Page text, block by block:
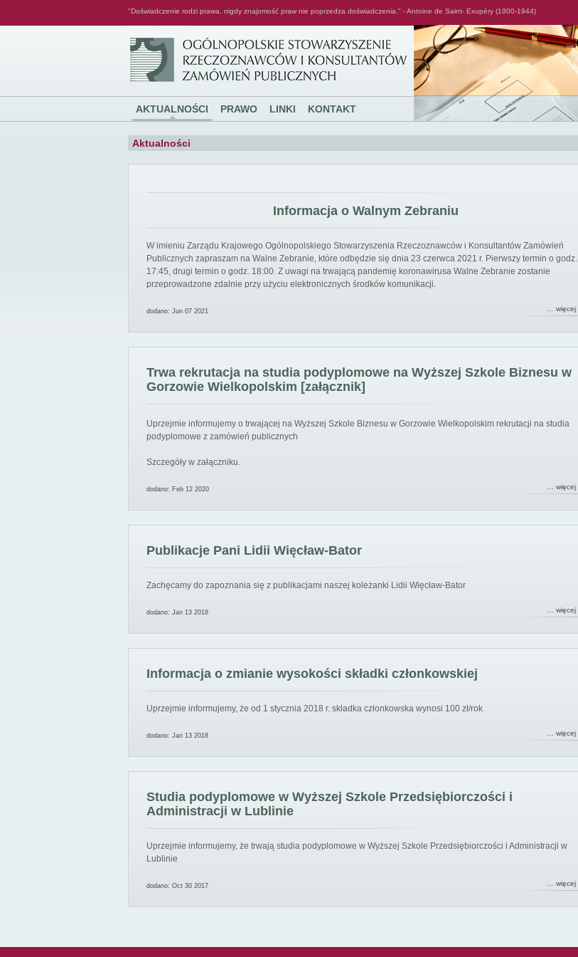
"Doświadczenie rodzi prawa, nigdy znajomość praw nie poprzedza doświadczenia." - Antoine de Saint- Exupéry (1900-1944)
AKTUALNOŚCI PRAWO LINKI KONTAKT
Aktualności
Informacja o Walnym Zebraniu
W imieniu Zarządu Krajowego Ogólnopolskiego Stowarzyszenia Rzeczoznawców i Konsultantów Zamówień
Publicznych zapraszam na Walne Zebranie, które odbędzie się dnia 23 czerwca 2021 r. Pierwszy termin o godz.
17:45, drugi termin o godz. 18:00. Z uwagi na trwającą pandemię koronawirusa Walne Zebranie zostanie
przeprowadzone zdalnie przy użyciu elektronicznych środków komunikacji.
dodano: Jun 07 2021 … więcej
Trwa rekrutacja na studia podyplomowe na Wyższej Szkole Biznesu w
Gorzowie Wielkopolskim [załącznik]
Uprzejmie informujemy o trwającej na Wyższej Szkole Biznesu w Gorzowie Wielkopolskim rekrutacji na studia
podyplomowe z zamówień publicznych
Szczegóły w załączniku.
dodano: Feb 12 2020 … więcej
Publikacje Pani Lidii Więcław-Bator
Zachęcamy do zapoznania się z publikacjami naszej koleżanki Lidii Więcław-Bator
dodano: Jan 13 2018 … więcej
Informacja o zmianie wysokości składki członkowskiej
Uprzejmie informujemy, że od 1 stycznia 2018 r. składka członkowska wynosi 100 zł/rok
dodano: Jan 13 2018 … więcej
Studia podyplomowe w Wyższej Szkole Przedsiębiorczości i
Administracji w Lublinie
Uprzejmie informujemy, że trwają studia podyplomowe w Wyższej Szkole Przedsiębiorczości i Administracji w
Lublinie
dodano: Oct 30 2017 … więcej